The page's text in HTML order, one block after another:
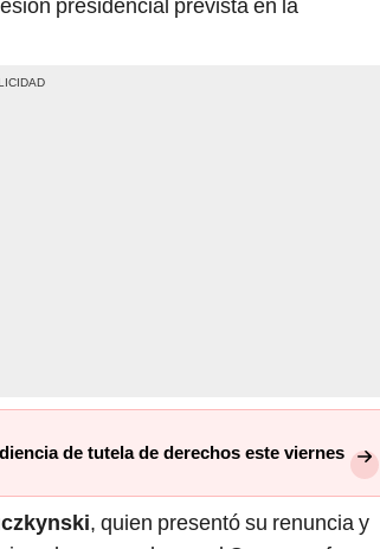
de tutela de derechos este viernes
, quien presentó su renuncia y
al ser vacado por el Congreso fue